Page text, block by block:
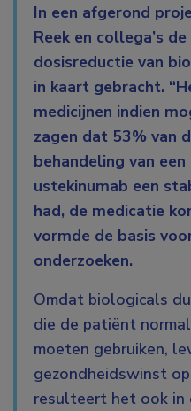
In een afgerond
Reek en collega’s
dosisreductie van
in kaart gebracht.
medicijnen indien
zagen dat 53% van
behandeling van
ustekinumab een
had, de medicatie
vormde de basis
onderzoeken.
Omdat biologicals
die de patiënt
moeten gebruiken,
gezondheidswinst
resulteert het ook in